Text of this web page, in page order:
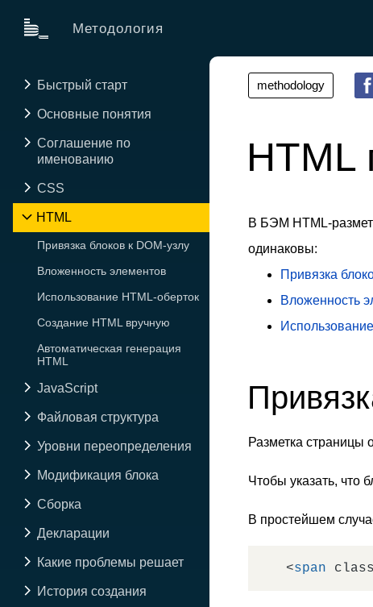
Методология
Быстрый старт
Основные понятия
Соглашение по
именованию
CSS
HTML
Привязка блоков к DOM-узлу
Вложенность элементов
Использование HTML-оберток
Создание HTML вручную
Автоматическая генерация
HTML
JavaScript
Файловая структура
Уровни переопределения
Модификация блока
Сборка
Декларации
Какие проблемы решает
История создания
В БЭМ HTML-
одинаковы:
Привязка
Вложенность
Разметка страницы
Чтобы указать, что
В простейшем
<span class
methodology